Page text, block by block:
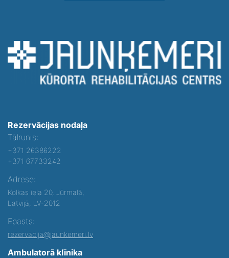
Rezervācijas nodaļa
Tālrunis:
+371 26386222
+371 67733242
Adrese:
Kolkas iela 20, Jūrmalā,
Latvijā, LV-2012
Epasts:
rezervacija@jaunkemeri.lv
Ambulatorā klīnika